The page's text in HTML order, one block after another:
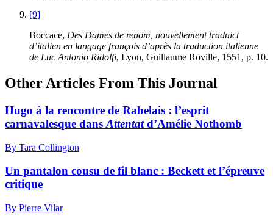
[9]
Boccace, Des Dames de renom, nouvellement traduict
d’italien en langage françois d’après la traduction italienne
de Luc Antonio Ridolfi, Lyon, Guillaume Roville, 1551 , p. 10.
Other Articles From This Journal
Hugo à la rencontre de Rabelais : l’esprit
carnavalesque dans Attentatd’Amélie Nothomb
By Tara Collington
Un pantalon cousu de fil blanc : Beckett et l’épreuve
critique
By Pierre Vilar